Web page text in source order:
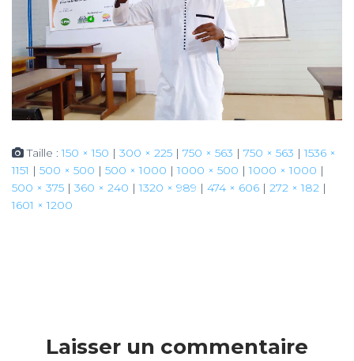
Taille :150 × 150 | 300 × 225 | 750 × 563 | 750 × 563 | 1536 ×
1151 | 500 × 500 | 500 × 1000 | 1000 × 500 | 1000 × 1000 |
500 × 375 | 360 × 240 | 1320 × 989 | 474 × 606 | 272 × 182 |
1601 × 1200
Laisser un commentaire